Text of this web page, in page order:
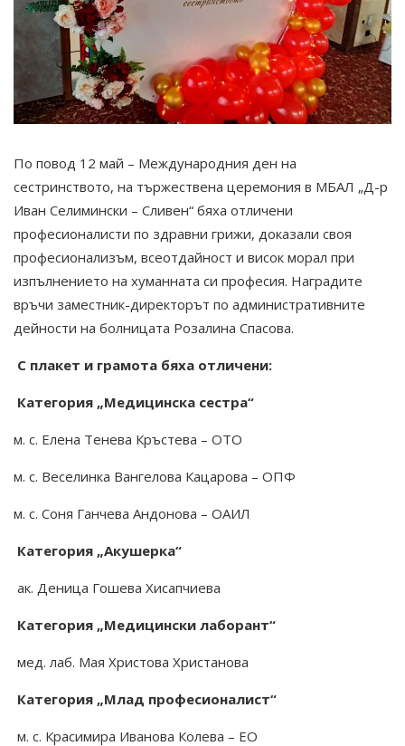
По повод 12 май – Международния ден на
сестринството, на тържествена церемония в МБАЛ „Д-р
Иван Селимински – Сливен“ бяха отличени
професионалисти по здравни грижи, доказали своя
професионализъм, всеотдайност и висок морал при
изпълнението на хуманната си професия. Наградите
връчи заместник-директорът по административните
дейности на болницата Розалина Спасова.
С плакет и грамота бяха отличени:
Категория „Медицинска сестра“
м. с. Елена Тенева Кръстева – ОТО
м. с. Веселинка Вангелова Кацарова – ОПФ
м. с. Соня Ганчева Андонова – ОАИЛ
Категория „Акушерка“
ак. Деница Гошева Хисапчиева
Категория „Медицински лаборант“
мед. лаб. Мая Христова Христанова
Категория „Млад професионалист“
м. с. Красимира Иванова Колева – ЕО